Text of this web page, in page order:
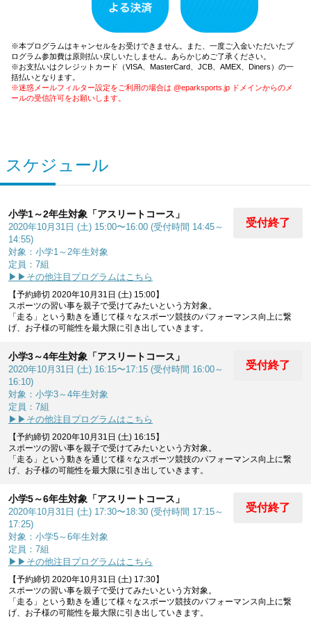
※本プログラムはキャンセルをお受けできません。また、一度ご入金いただいたプ
ログラム参加費は原則払い戻しいたしません。あらかじめご了承ください。
※お支払いはクレジットカード（VISA、MasterCard、JCB、AMEX、Diners）の一
括払いとなります。
※迷惑メールフィルター設定をご利用の場合は @eparksports.jp ドメインからのメ
ールの受信許可をお願いします。
スケジュール
小学1～2年生対象「アスリートコース」
2020年10月31日 (土) 15:00〜16:00 (受付時間 14:45～
14:55)
対象：小学1～2年生対象
定員：7組
▶▶その他注目プログラムはこちら
受付終了
【予約締切 2020年10月31日 (土) 15:00】
スポーツの習い事を親子で受けてみたいという方対象。
「走る」という動きを通じて様々なスポーツ競技のパフォーマンス向上に繋
げ、お子様の可能性を最大限に引き出していきます。
小学3～4年生対象「アスリートコース」
2020年10月31日 (土) 16:15〜17:15 (受付時間 16:00～
16:10)
対象：小学3～4年生対象
定員：7組
▶▶その他注目プログラムはこちら
受付終了
【予約締切 2020年10月31日 (土) 16:15】
スポーツの習い事を親子で受けてみたいという方対象。
「走る」という動きを通じて様々なスポーツ競技のパフォーマンス向上に繋
げ、お子様の可能性を最大限に引き出していきます。
小学5～6年生対象「アスリートコース」
2020年10月31日 (土) 17:30〜18:30 (受付時間 17:15～
17:25)
対象：小学5～6年生対象
定員：7組
▶▶その他注目プログラムはこちら
受付終了
【予約締切 2020年10月31日 (土) 17:30】
スポーツの習い事を親子で受けてみたいという方対象。
「走る」という動きを通じて様々なスポーツ競技のパフォーマンス向上に繋
げ、お子様の可能性を最大限に引き出していきます。